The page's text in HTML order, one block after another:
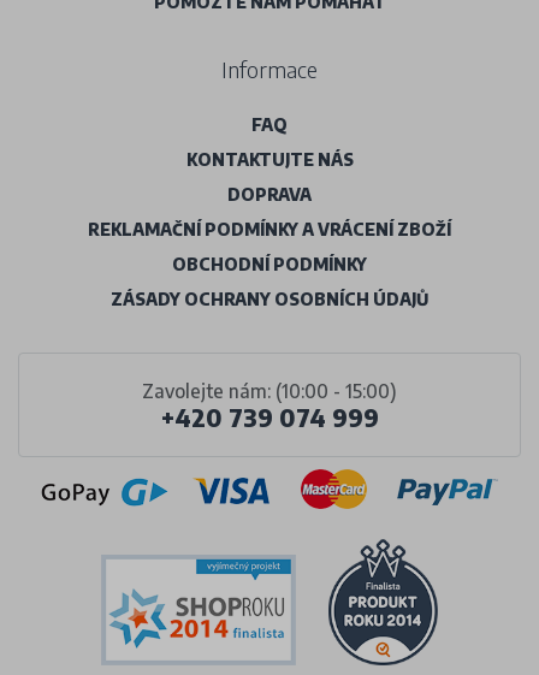
Zavolejte nám: (10:00 - 15:00)
+420 739 074 999
Informace
FAQ
KONTAKTUJTE NÁS
DOPRAVA
REKLAMAČNÍ PODMÍNKY A VRÁCENÍ ZBOŽÍ
OBCHODNÍ PODMÍNKY
ZÁSADY OCHRANY OSOBNÍCH ÚDAJŮ